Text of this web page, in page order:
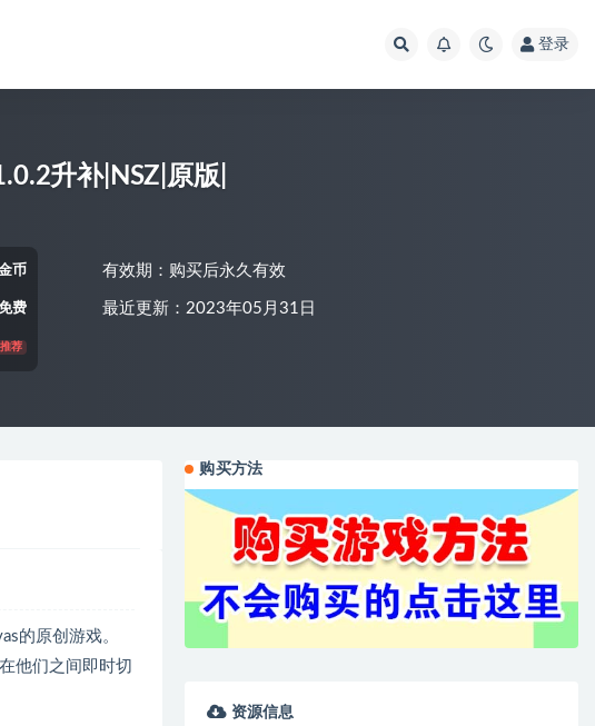
登录
升补|NSZ|原版|
币
费
推荐
有效期：购买后永久有效
最近更新：2023年05月31日
的原创游戏。
他们之间即时切
购买方法
资源信息